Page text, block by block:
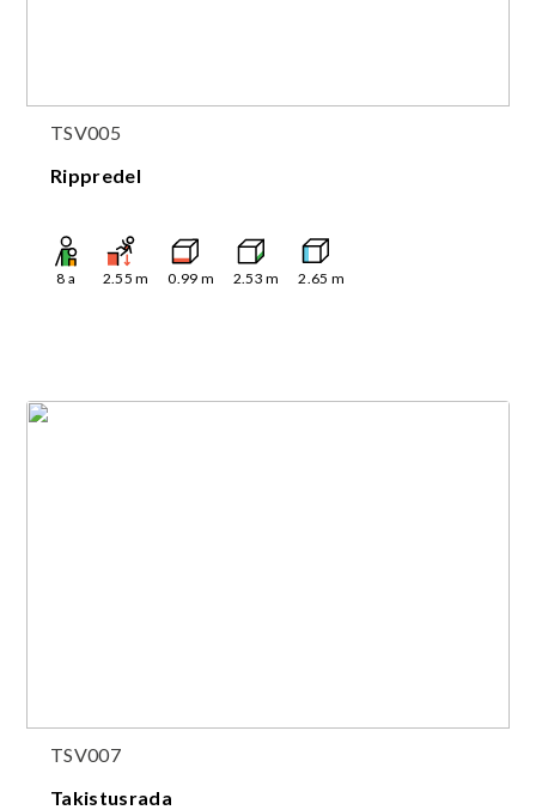
TSV005
Rippredel
8 a 2.55 m 0.99 m 2.53 m 2.65 m
TSV007
Takistusrada